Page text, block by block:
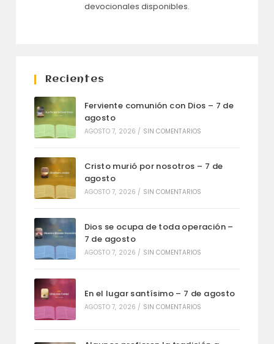
devocionales disponibles.
Recientes
Ferviente comunión con Dios – 7 de
agosto
AGOSTO 7, 2026 / SIN COMENTARIOS
Cristo murió por nosotros – 7 de
agosto
AGOSTO 7, 2026 / SIN COMENTARIOS
Dios se ocupa de toda operación –
7 de agosto
AGOSTO 7, 2026 / SIN COMENTARIOS
En el lugar santísimo – 7 de agosto
AGOSTO 7, 2026 / SIN COMENTARIOS